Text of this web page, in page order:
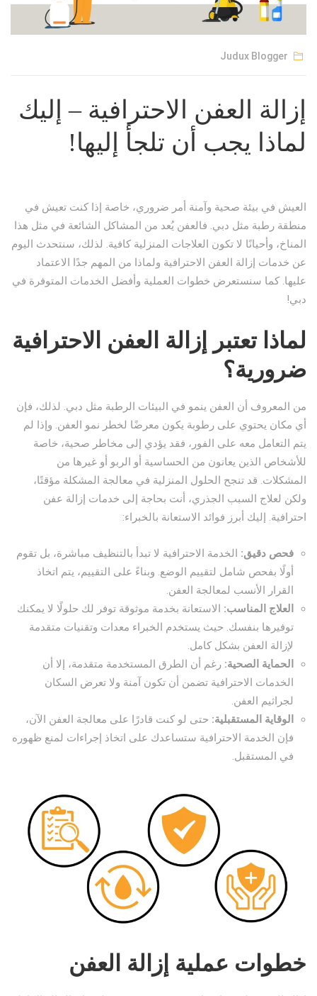
Judux Blogger
إزالة العفن الاحترافية – إليك
لماذا يجب أن تلجأ إليها!
العيش في بيئة صحية وآمنة أمر ضروري، خاصة إذا كنت تعيش في
منطقة رطبة مثل دبي. فالعفن يُعد من المشاكل الشائعة في مثل هذا
المناخ، وأحيانًا لا تكون العلاجات المنزلية كافية. لذلك، سنتحدث اليوم
عن خدمات إزالة العفن الاحترافية ولماذا من المهم جدًا الاعتماد
عليها. كما سنستعرض خطوات العملية وأفضل الخدمات المتوفرة في
دبي!
لماذا تعتبر إزالة العفن الاحترافية
ضرورية؟
من المعروف أن العفن ينمو في البيئات الرطبة مثل دبي. لذلك، فإن
أي مكان يحتوي على رطوبة يكون معرضًا لخطر نمو العفن. وإذا لم
يتم التعامل معه على الفور، فقد يؤدي إلى مخاطر صحية، خاصة
للأشخاص الذين يعانون من الحساسية أو الربو أو غيرها من
المشكلات. قد تنجح الحلول المنزلية في معالجة المشكلة مؤقتًا،
ولكن لعلاج السبب الجذري، أنت بحاجة إلى خدمات إزالة عفن
احترافية. إليك أبرز فوائد الاستعانة بالخبراء:
فحص دقيق: الخدمة الاحترافية لا تبدأ بالتنظيف مباشرة، بل تقوم
أولًا بفحص شامل لتقييم الوضع. وبناءً على التقييم، يتم اتخاذ
القرار الأنسب لمعالجة العفن.
العلاج المناسب: الاستعانة بخدمة موثوقة توفر لك حلولًا لا يمكنك
توفيرها بنفسك. حيث يستخدم الخبراء معدات وتقنيات متقدمة
لإزالة العفن بشكل كامل.
الحماية الصحية: رغم أن الطرق المستخدمة متقدمة، إلا أن
الخدمات الاحترافية تضمن أن تكون آمنة ولا تعرض السكان
لجراثيم العفن.
الوقاية المستقبلية: حتى لو كنت قادرًا على معالجة العفن الآن،
فإن الخدمة الاحترافية ستساعدك على اتخاذ إجراءات لمنع ظهوره
في المستقبل.
خطوات عملية إزالة العفن